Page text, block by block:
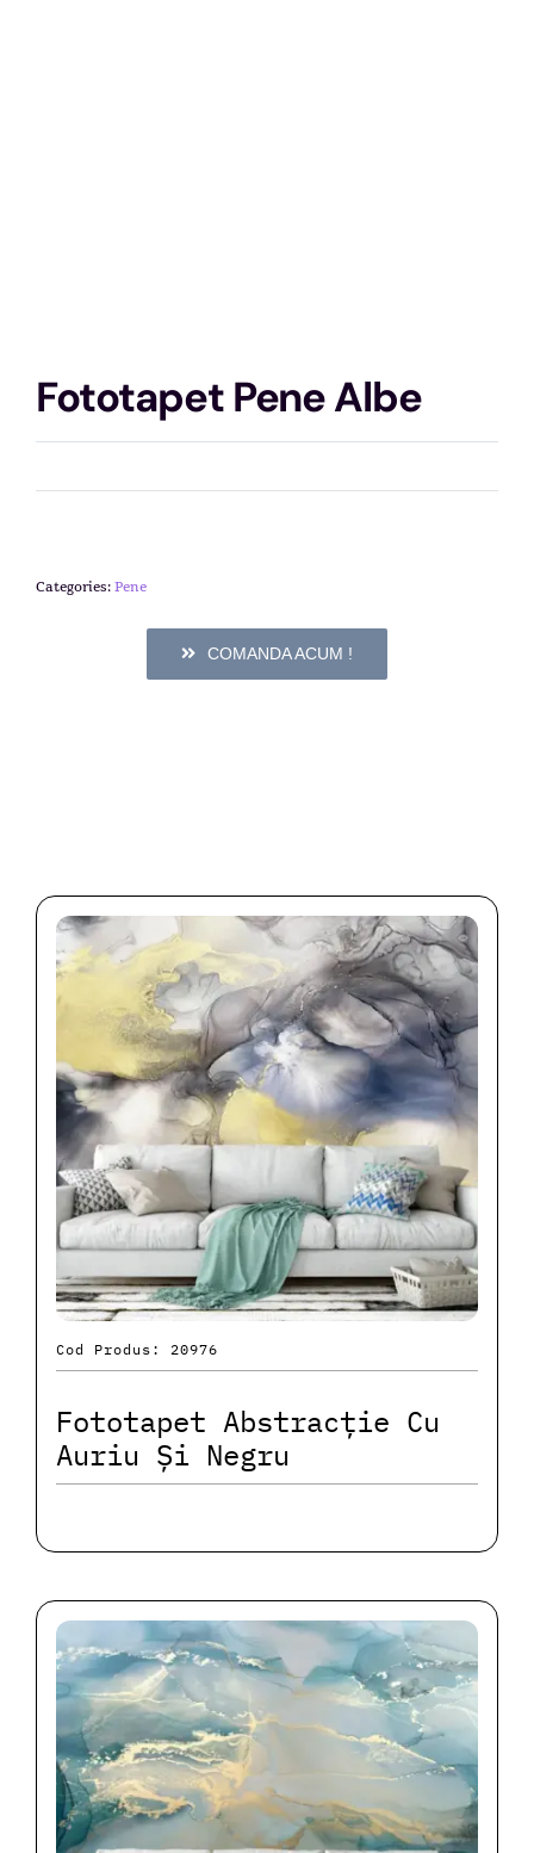
Fototapet Pene Albe
Categories:Pene
COMANDA ACUM !
Cod Produs: 20976
Fototapet Abstracție Cu
Auriu Și Negru